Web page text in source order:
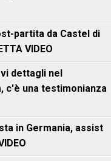
partita da Castel di
VIDEO
dettagli nel
c'è una testimonianza
in Germania, assist